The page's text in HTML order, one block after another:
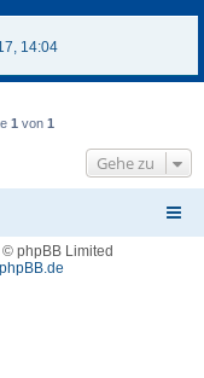
14:04
1 von 1
Gehe zu
phpBB Limited
phpBB.de